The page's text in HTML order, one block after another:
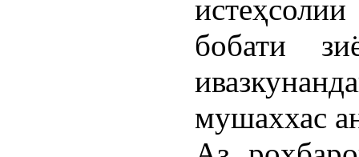
бобати
мушаххас